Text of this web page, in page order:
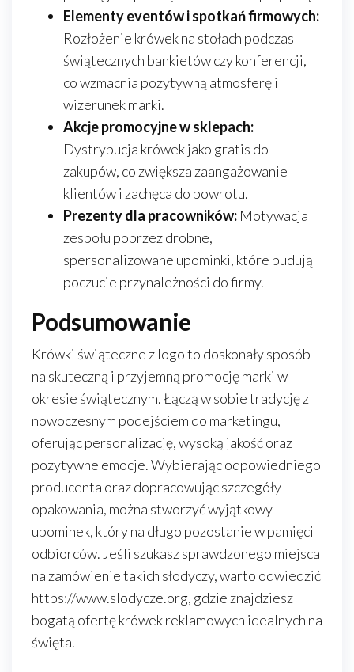
Elementy eventów i spotkań firmowych:
Rozłożenie krówek na stołach podczas
świątecznych bankietów czy konferencji,
co wzmacnia pozytywną atmosferę i
wizerunek marki.
Akcje promocyjne w sklepach:
Dystrybucja krówek jako gratis do
zakupów, co zwiększa zaangażowanie
klientów i zachęca do powrotu.
Prezenty dla pracowników: Motywacja
zespołu poprzez drobne,
spersonalizowane upominki, które budują
poczucie przynależności do firmy.
Podsumowanie
Krówki świąteczne z logo to doskonały sposób
na skuteczną i przyjemną promocję marki w
okresie świątecznym. Łączą w sobie tradycję z
nowoczesnym podejściem do marketingu,
oferując personalizację, wysoką jakość oraz
pozytywne emocje. Wybierając odpowiedniego
producenta oraz dopracowując szczegóły
opakowania, można stworzyć wyjątkowy
upominek, który na długo pozostanie w pamięci
odbiorców. Jeśli szukasz sprawdzonego miejsca
na zamówienie takich słodyczy, warto odwiedzić
https://www.slodycze.org, gdzie znajdziesz
bogatą ofertę krówek reklamowych idealnych na
święta.